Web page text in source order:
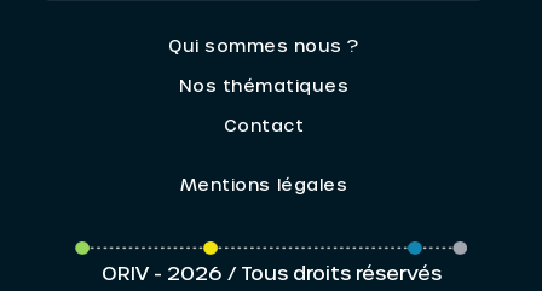
Qui sommes nous ?
Nos thématiques
Contact
Mentions légales
ORIV - 2026 / Tous droits réservés